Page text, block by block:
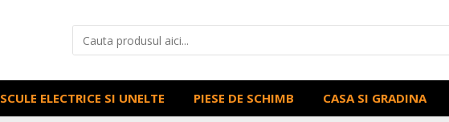
SCULE ELECTRICE SI UNELTE PIESE DE SCHIMB CASA SI GRADINA